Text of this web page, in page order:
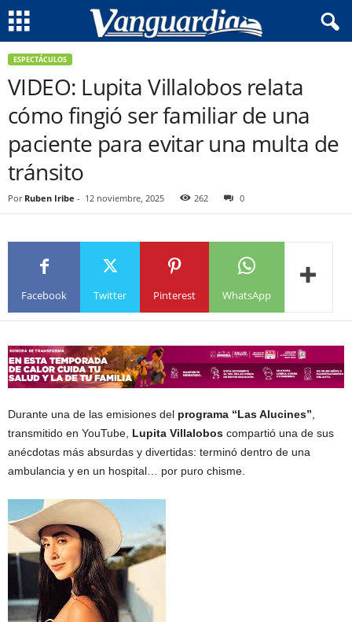
ESPECTÁCULOS
VIDEO: Lupita Villalobos relata
cómo fingió ser familiar de una
paciente para evitar una multa de
tránsito
Por Ruben Iribe - 12 noviembre, 2025 262 0
Facebook Twitter Pinterest WhatsApp
Durante una de las emisiones del programa “Las Alucines”
transmitido en YouTube, Lupita Villalobos compartió una de sus
anécdotas más absurdas y divertidas: terminó dentro de una
ambulancia y en un hospital… por puro chisme.